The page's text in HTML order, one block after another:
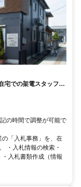
での架電スタッフ募
の時間で調整が可能で
「入札事務」を、在
・入札情報の検索・
入札書類作成（情報